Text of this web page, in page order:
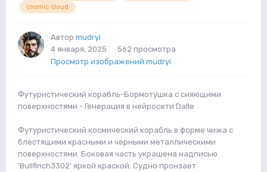
cosmic cloud
Автор mudryi
4 января, 2025
562 просмотра
Просмотр изображений mudryi
Футуристический корабль-Бормотушка с сияющими
поверхностями - Генерация в нейросети Dalle
Футуристический космический корабль в форме чижа с
блестящими красными и черными металлическими
поверхностями. Боковая часть украшена надписью
'Bullfinch3302' яркой краской. Судно пронзает